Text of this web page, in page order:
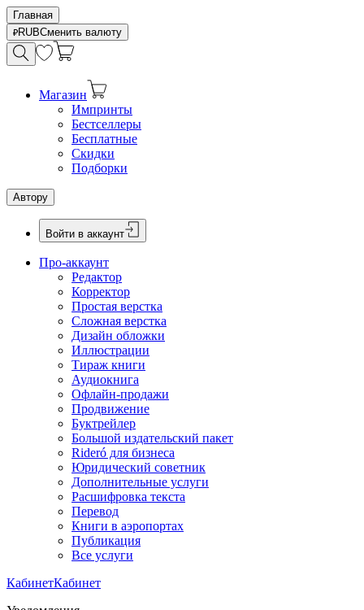
Главная
RUBСменить валюту
Магазин
Импринты
Бестселлеры
Бесплатные
Скидки
Подборки
Автору
Войти в аккаунт
Про-аккаунт
Редактор
Корректор
Простая верстка
Сложная верстка
Дизайн обложки
Иллюстрации
Тираж книги
Аудиокнига
Офлайн-продажи
Продвижение
Буктрейлер
Большой издательский пакет
Rideró для бизнеса
Юридический советник
Дополнительные услуги
Расшифровка текста
Перевод
Книги в аэропортах
Публикация
Все услуги
КабинетКабинет